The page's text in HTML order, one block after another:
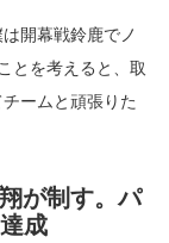
開幕戦鈴鹿でノ
とを考えると、取
ームと頑張りた
が制す。パ
成